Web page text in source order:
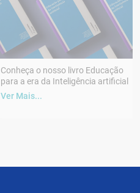
Conheça o nosso livro Educação
para a era da Inteligência artificial
Ver Mais...